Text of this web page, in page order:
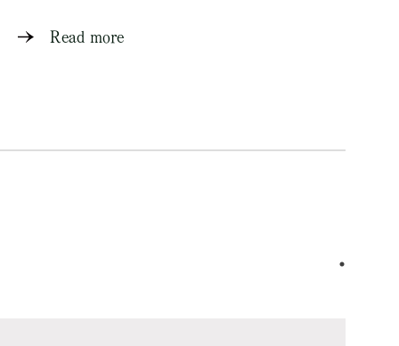
Read more